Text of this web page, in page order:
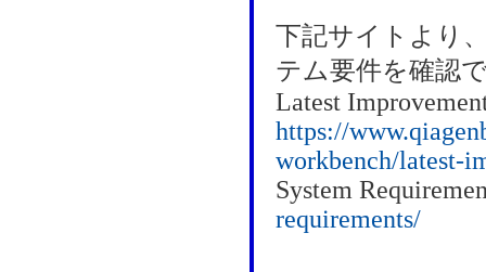
下記サイトより
テム要件を確認
Latest
https://
workbench/latest-
System
requirements/